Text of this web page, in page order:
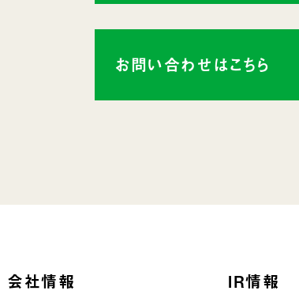
お問い合わせはこちら
会社情報 IR情報